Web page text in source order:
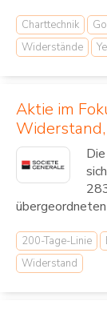
Charttechnik
Widerstände
Aktie im
200-Tage-Linie
Widerstand